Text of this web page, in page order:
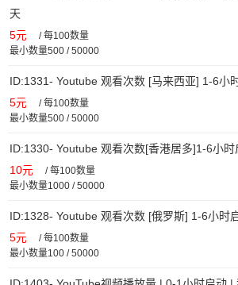
天
5元 /每100数量
最小数量500 / 50000
ID:1331- Youtube 观看次数 [马来西亚] 1-6小
5元 /每100数量
最小数量500 / 50000
ID:1330- Youtube 观看次数[香港居多]1-6小时
10元 /每100数量
最小数量1000 / 50000
ID:1328- Youtube 观看次数 [俄罗斯] 1-6小时
5元 /每100数量
最小数量100 / 50000